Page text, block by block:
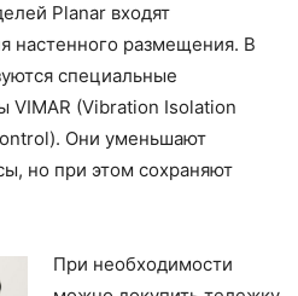
Planar входят
настенного размещения. В
специальные
(Vibration Isolation
Они уменьшают
но при этом сохраняют
При необходимости